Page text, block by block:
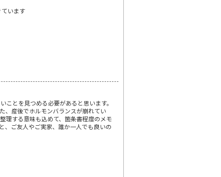
います
とを見つめる必要があると思います。
、産後でホルモンバランスが崩れてい
理する意味も込めて、箇条書程度のメモ
、ご友人やご実家、誰か一人でも良いの